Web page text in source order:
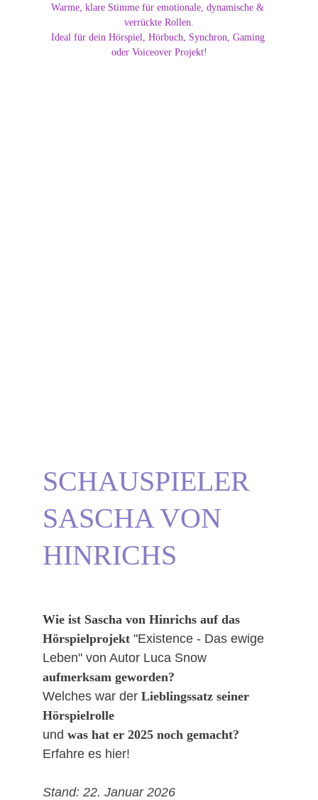
Warme, klare Stimme für emotionale, dynamische &
verrückte Rollen.
Ideal für dein Hörspiel, Hörbuch, Synchron, Gaming
oder Voiceover Projekt!
SCHAUSPIELER
SASCHA VON
HINRICHS
Wie ist Sascha von Hinrichs auf das
Hörspielprojekt "Existence - Das ewige
Leben" von Autor Luca Snow
aufmerksam geworden?
Welches war der Lieblingssatz seiner
Hörspielrolle
und was hat er 2025 noch gemacht?
Erfahre es hier!
Stand: 22. Januar 2026